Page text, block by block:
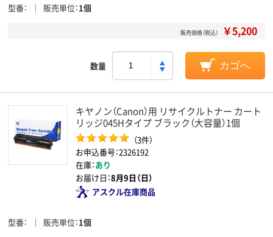
型番 販売単位 1個
販売価格（税込） ￥5,200
数量 カゴへ
キヤノン（Canon）用 リサイクルトナー カート
リッジ045Hタイプ ブラック（大容量）1個
（3件）
お申込番号：2326192
在庫：あり
お届け日：8月9日（日）
アスクル在庫商品
型番 販売単位 1個